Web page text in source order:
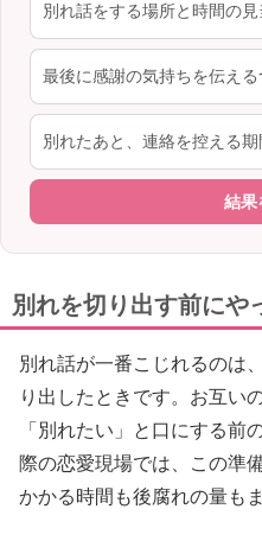
別れ話をする場所と時間の
最後に感謝の気持ちを伝える
別れたあと、連絡を控える
結果
別れを切り出す前にや
別れ話が一番こじれるのは
り出したときです。お互い
「別れたい」と口にする前
際の恋愛現場では、この準
かかる時間も後腐れの量も